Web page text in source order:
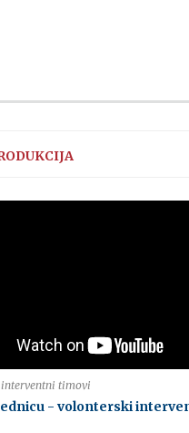
timovi
- volonterski